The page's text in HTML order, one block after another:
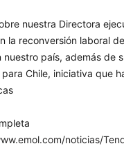
nuestra Directora
la reconversión laboral
nuestro país, además de
Chile, iniciativa que
noticias/